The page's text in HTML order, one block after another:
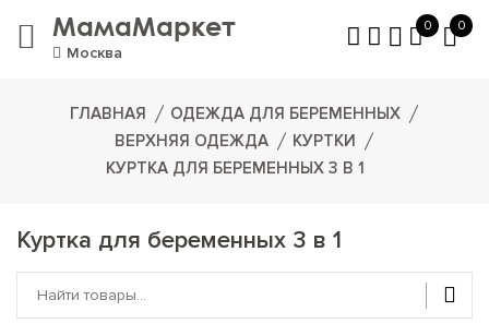
МамаМаркет
Москва
0 0
ГЛАВНАЯ
ОДЕЖДА ДЛЯ БЕРЕМЕННЫХ
ВЕРХНЯЯ ОДЕЖДА
КУРТКИ
КУРТКА ДЛЯ БЕРЕМЕННЫХ 3 В 1
Куртка для беременных 3 в 1